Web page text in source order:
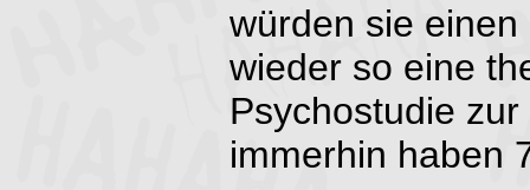
würden sie
wieder so eine
Psychostudie
immerhin haben